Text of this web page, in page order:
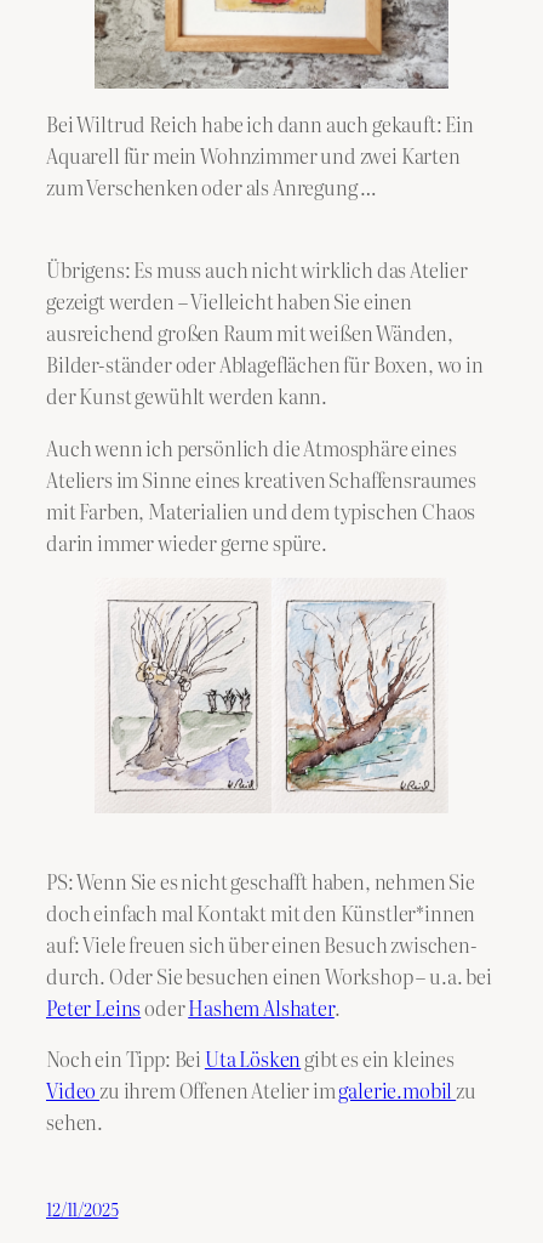
Bei Wiltrud Reich habe ich dann auch gekauft: Ein
Aquarell für mein Wohnzimmer und zwei Karten
zum Verschenken oder als Anregung …
Übrigens: Es muss auch nicht wirklich das Atelier
gezeigt werden – Vielleicht haben Sie einen
ausreichend großen Raum mit weißen Wänden,
Bilder-ständer oder Ablageflächen für Boxen, wo in
der Kunst gewühlt werden kann.
Auch wenn ich persönlich die Atmosphäre eines
Ateliers im Sinne eines kreativen Schaffensraumes
mit Farben, Materialien und dem typischen Chaos
darin immer wieder gerne spüre.
PS: Wenn Sie es nicht geschafft haben, nehmen Sie
doch einfach mal Kontakt mit den Künstler*innen
auf: Viele freuen sich über einen Besuch zwischen-
durch. Oder Sie besuchen einen Workshop – u.a. bei
Peter LeinsoderHashem Alshater.
Noch ein Tipp: Bei Uta Lösken gibt es ein kleines
Video zu ihrem Offenen Atelier imgalerie.mobil zu
sehen.
12/11/2025